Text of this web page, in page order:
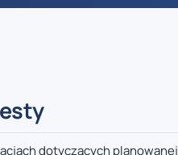
dotyczących planowanej